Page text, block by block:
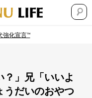
強化宣言™
」兄「いいよ
うだいのおやつ